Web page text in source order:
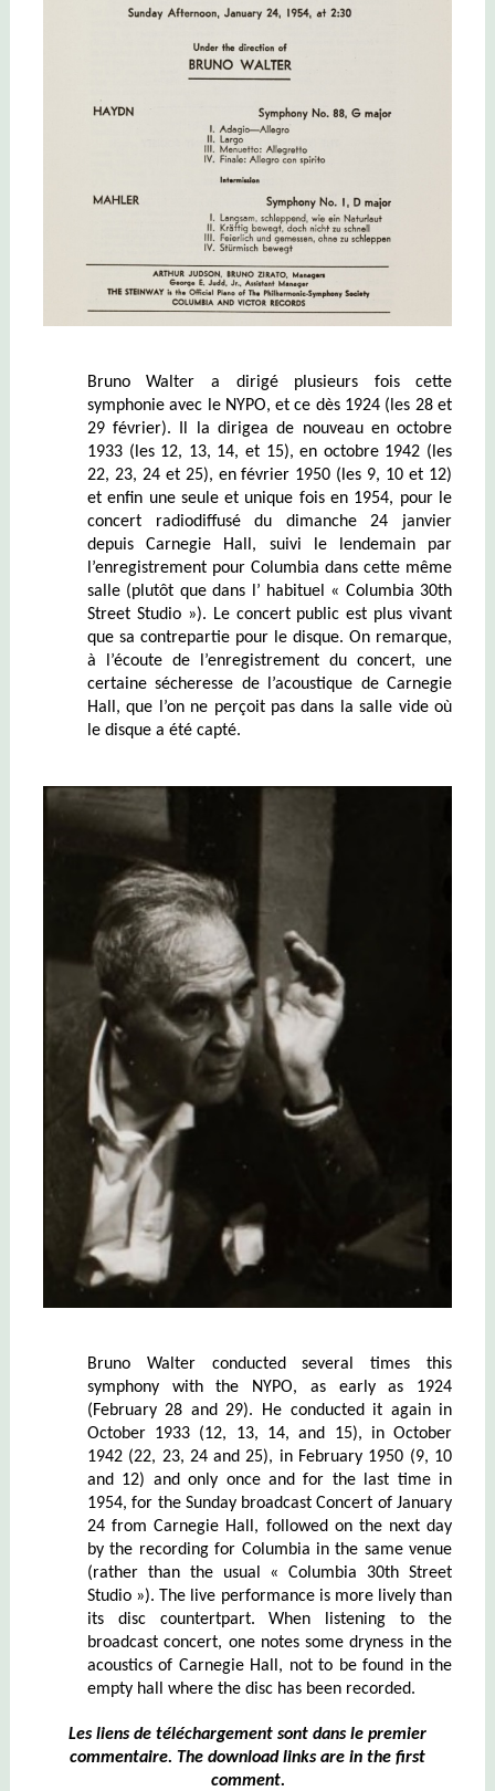
Bruno Walter a dirigé plusieurs fois cette
symphonie avec le NYPO, et ce dès 1924 (les 28 et
29 février). Il la dirigea de nouveau en octobre
1933 (les 12, 13, 14, et 15), en octobre 1942 (les
22, 23, 24 et 25), en février 1950 (les 9, 10 et 12)
et enfin une seule et unique fois en 1954, pour le
concert radiodiffusé du dimanche 24 janvier
depuis Carnegie Hall, suivi le lendemain par
l’enregistrement pour Columbia dans cette même
salle (plutôt que dans l’ habituel « Columbia 30th
Street Studio »). Le concert public est plus vivant
que sa contrepartie pour le disque. On remarque,
à l’écoute de l’enregistrement du concert, une
certaine sécheresse de l’acoustique de Carnegie
Hall, que l’on ne perçoit pas dans la salle vide où
le disque a été capté.
Bruno Walter conducted several times this
symphony with the NYPO, as early as 1924
(February 28 and 29). He conducted it again in
October 1933 (12, 13, 14, and 15), in October
1942 (22, 23, 24 and 25), in February 1950 (9, 10
and 12) and only once and for the last time in
1954, for the Sunday broadcast Concert of January
24 from Carnegie Hall, followed on the next day
by the recording for Columbia in the same venue
(rather than the usual « Columbia 30th Street
Studio »). The live performance is more lively than
its disc countertpart. When listening to the
broadcast concert, one notes some dryness in the
acoustics of Carnegie Hall, not to be found in the
empty hall where the disc has been recorded.
Les liens de téléchargement sont dans le premier
commentaire. The download links are in the first
comment.